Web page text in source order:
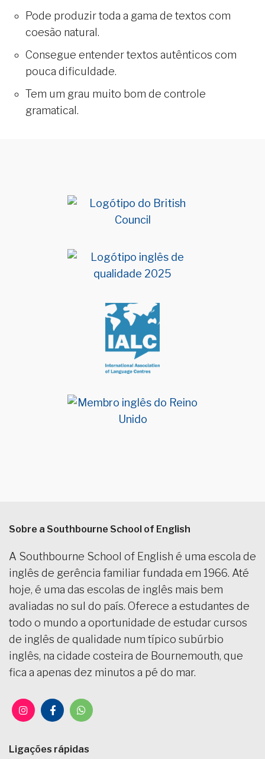
Pode produzir toda a gama de textos com
coesão natural.
Consegue entender textos autênticos com
pouca dificuldade.
Tem um grau muito bom de controle
gramatical.
Sobre a Southbourne School of English
A Southbourne School of English é uma escola de
inglês de gerência familiar fundada em 1966. Até
hoje, é uma das escolas de inglês mais bem
avaliadas no sul do país. Oferece a estudantes de
todo o mundo a oportunidade de estudar cursos
de inglês de qualidade num típico subúrbio
inglês, na cidade costeira de Bournemouth, que
fica a apenas dez minutos a pé do mar.
Ligações rápidas